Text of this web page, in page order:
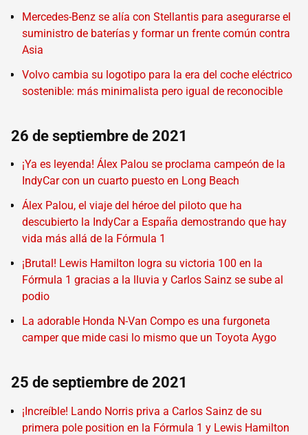
Mercedes-Benz se alía con Stellantis para asegurarse el
suministro de baterías y formar un frente común contra
Asia
Volvo cambia su logotipo para la era del coche eléctrico
sostenible: más minimalista pero igual de reconocible
26 de septiembre de 2021
¡Ya es leyenda! Álex Palou se proclama campeón de la
IndyCar con un cuarto puesto en Long Beach
Álex Palou, el viaje del héroe del piloto que ha
descubierto la IndyCar a España demostrando que hay
vida más allá de la Fórmula 1
¡Brutal! Lewis Hamilton logra su victoria 100 en la
Fórmula 1 gracias a la lluvia y Carlos Sainz se sube al
podio
La adorable Honda N-Van Compo es una furgoneta
camper que mide casi lo mismo que un Toyota Aygo
25 de septiembre de 2021
¡Increíble! Lando Norris priva a Carlos Sainz de su
primera pole position en la Fórmula 1 y Lewis Hamilton